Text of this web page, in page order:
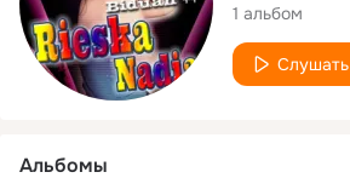
1 альбом
Слушать
Альбомы